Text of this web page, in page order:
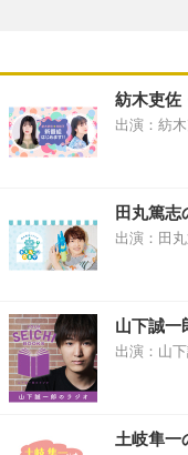
紡木吏佐
出演：紡
田丸篤
出演：田
山下誠一
出演：山
土岐隼一